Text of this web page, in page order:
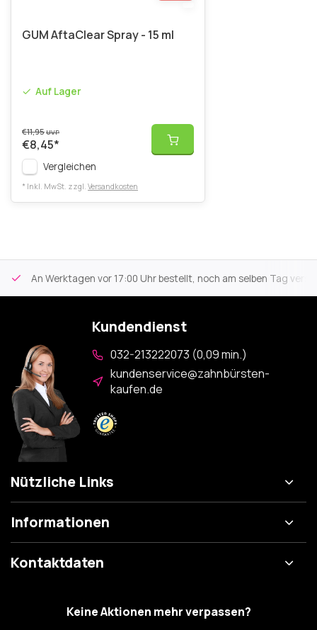
GUM AftaClear Spray - 15 ml
Auf Lager
€11,95UVP
€8,45*
Vergleichen
* Inkl. MwSt. zzgl. Versandkosten
An Werktagen vor 17:00 Uhr bestellt, noch am selben Tag
Kundendienst
032-213222073 (0,09 min.)
kundenservice@zahnbürsten-
kaufen.de
Nützliche Links
Informationen
Kontaktdaten
Keine Aktionen mehr verpassen?